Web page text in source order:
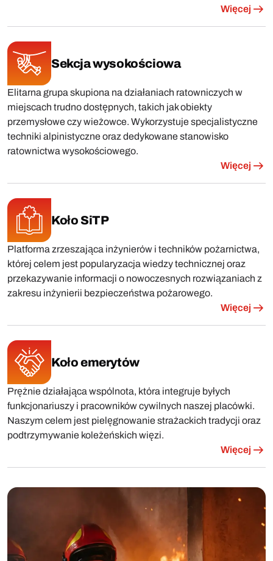
Więcej
Sekcja wysokościowa
Elitarna grupa skupiona na działaniach ratowniczych w
miejscach trudno dostępnych, takich jak obiekty
przemysłowe czy wieżowce. Wykorzystuje specjalistyczne
techniki alpinistyczne oraz dedykowane stanowisko
ratownictwa wysokościowego.
Więcej
Koło SiTP
Platforma zrzeszająca inżynierów i techników pożarnictwa,
której celem jest popularyzacja wiedzy technicznej oraz
przekazywanie informacji o nowoczesnych rozwiązaniach z
zakresu inżynierii bezpieczeństwa pożarowego.
Więcej
Koło emerytów
Prężnie działająca wspólnota, która integruje byłych
funkcjonariuszy i pracowników cywilnych naszej placówki.
Naszym celem jest pielęgnowanie strażackich tradycji oraz
podtrzymywanie koleżeńskich więzi.
Więcej